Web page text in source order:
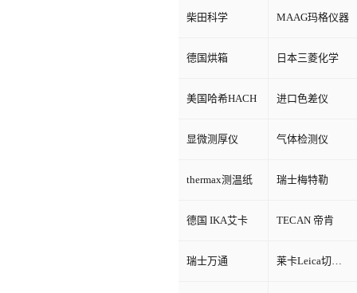
柴田科学 MAAG玛格仪器
德国烘箱 日本三菱化学
美国哈希HACH 进口色差仪
显微测厚仪 气体检测仪
thermax测温纸 瑞士梅特勒
德国 IKA艾卡 TECAN 帝肯
瑞士万通 莱卡Leica切片机和显微镜